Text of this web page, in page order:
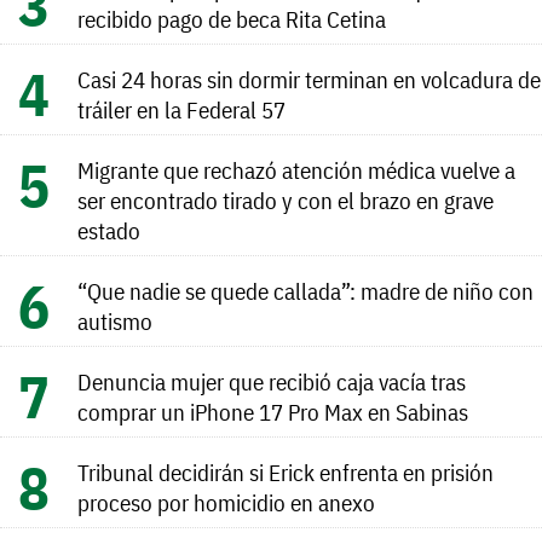
recibido pago de beca Rita Cetina
Casi 24 horas sin dormir terminan en volcadura de
tráiler en la Federal 57
Migrante que rechazó atención médica vuelve a
ser encontrado tirado y con el brazo en grave
estado
“Que nadie se quede callada”: madre de niño con
autismo
Denuncia mujer que recibió caja vacía tras
comprar un iPhone 17 Pro Max en Sabinas
Tribunal decidirán si Erick enfrenta en prisión
proceso por homicidio en anexo